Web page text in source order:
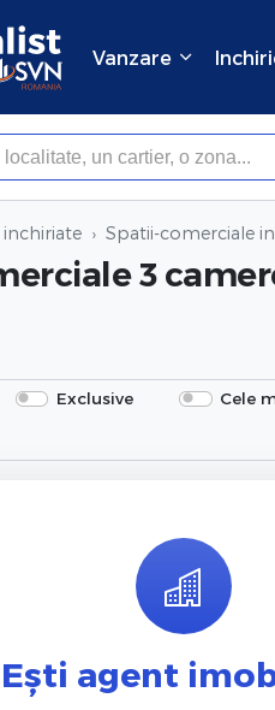
Vanzare
Spatii-comerciale
3
Exclusive Cele
Ești agent